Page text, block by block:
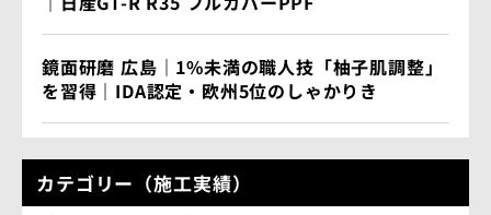
鏡面研磨 広島｜1%未満の職人技「柚子肌調整」
を習得｜IDA認定・欧州5位のしゃかりき
カテゴリー（施工実績）